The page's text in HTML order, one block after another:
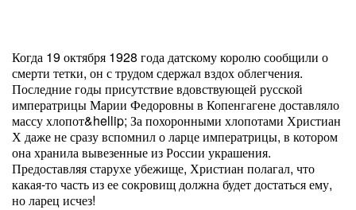
Когда 19 октября 1928 года датскому королю сообщили о
смерти тетки, он с трудом сдержал вздох облегчения.
Последние годы присутствие вдовствующей русской
императрицы Марии Федоровны в Копенгагене доставляло
массу хлопот&hellip; За похоронными хлопотами Христиан
Х даже не сразу вспомнил о ларце императрицы, в котором
она хранила вывезенные из России украшения.
Предоставляя старухе убежище, Христиан полагал, что
какая-то часть из ее сокровищ должна будет достаться ему,
но ларец исчез!